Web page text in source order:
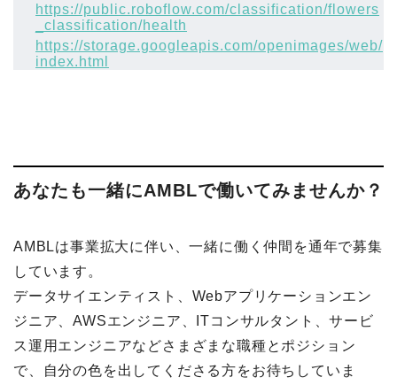
https://public.roboflow.com/classification/flowers
_classification/health
https://storage.googleapis.com/openimages/web/
index.html
あなたも一緒にAMBLで働いてみませんか？
AMBLは事業拡大に伴い、一緒に働く仲間を通年で募集
しています。
データサイエンティスト、Webアプリケーションエン
ジニア、AWSエンジニア、ITコンサルタント、サービ
ス運用エンジニアなどさまざまな職種とポジション
で、自分の色を出してくださる方をお待ちしていま